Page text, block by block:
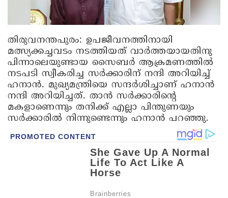
തിരുവനന്തപുരം: ഉപജീവനത്തിനായി
മത്സ്യക്കച്ചവടം നടത്തിയത് വാര്‍ത്തയായതിനു
പിന്നാലെയുണ്ടായ സൈബര്‍ ആക്രമണത്തില്‍
നടപടി സ്വീകരിച്ച സര്‍ക്കാരിന് നന്ദി അറിയിച്ച്
ഹനാന്‍. മുഖ്യമന്ത്രിയെ സന്ദര്‍ശിച്ചാണ് ഹനാന്‍
നന്ദി അറിയിച്ചത്. താന്‍ സര്‍ക്കാരിന്റെ
മകളാണെന്നും തനിക്ക് എല്ലാ പിന്തുണയും
സര്‍ക്കാരില്‍ നിന്നുണ്ടെന്നും ഹനാന്‍ പറഞ്ഞു.